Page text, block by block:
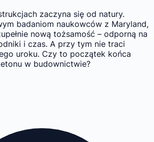
zaczyna się od natury.
badaniom naukowców z Maryland,
nową tożsamość – odporną na
i czas. A przy tym nie traci
uroku. Czy to początek końca
w budownictwie?